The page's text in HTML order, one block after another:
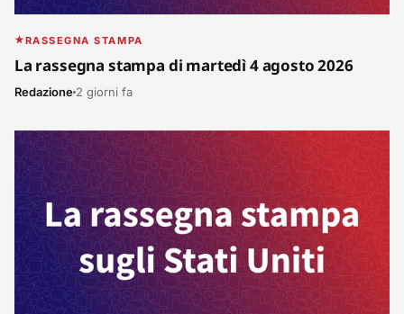
RASSEGNA STAMPA
La rassegna stampa di martedì 4 agosto 2026
Redazione 2 giorni fa